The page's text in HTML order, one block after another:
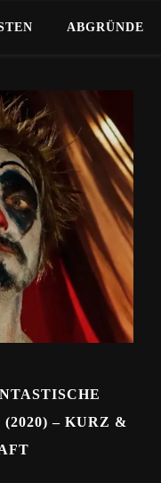
ABGRÜNDE
– KURZ &